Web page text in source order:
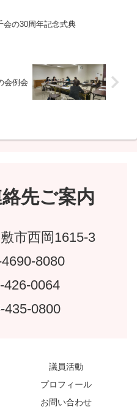
会の30周年記念式典
会例会
先ご案内
市西岡1615-3
8080
0064
0800
議員活動
プロフィール
お問い合わせ